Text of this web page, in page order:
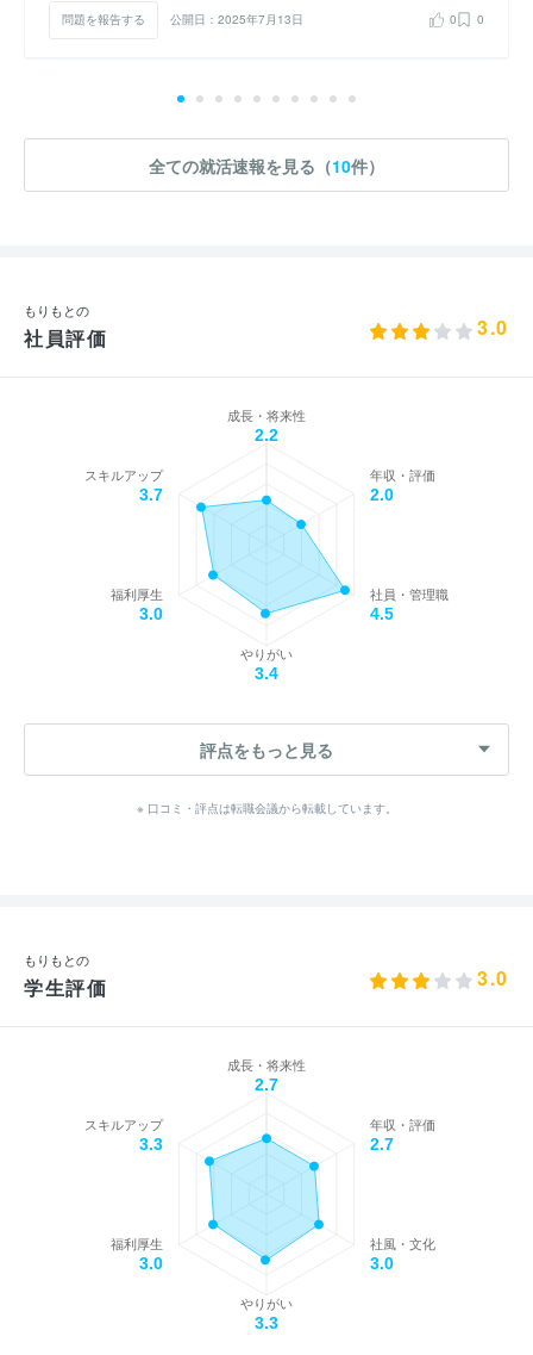
問題を報告する 公開日：2025年7月13日 0 0
全ての就活速報を見る（10件）
もりもとの
社員評価 3.0
成長・将来性
2.2
年収・評価
2.0
社員・管理職
4.5
やりがい
3.4
福利厚生
3.0
スキルアップ
3.7
評点をもっと見る
※ 口コミ・評点は転職会議から転載しています。
もりもとの
学生評価 3.0
成長・将来性
2.7
年収・評価
2.7
社風・文化
3.0
やりがい
3.3
福利厚生
3.0
スキルアップ
3.3